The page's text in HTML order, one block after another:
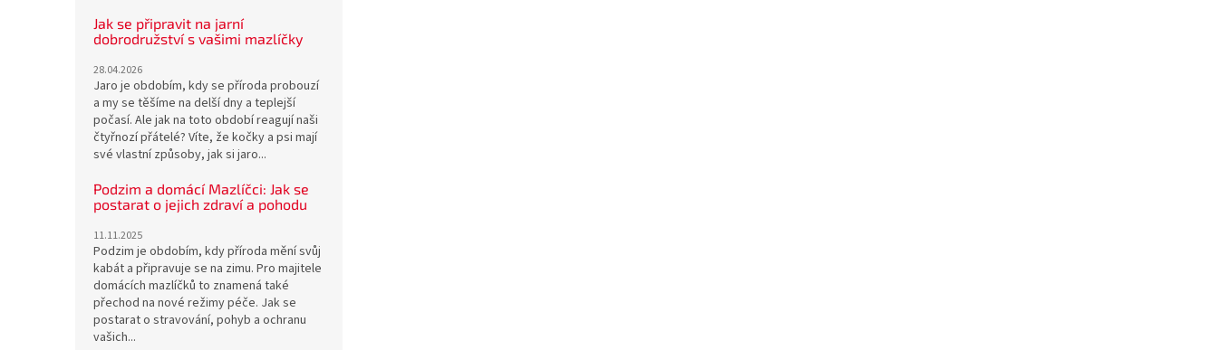
Jak se připravit na jarní
dobrodružství s vašimi mazlíčky
28.04.2026
Jaro je obdobím, kdy se příroda probouzí
a my se těšíme na delší dny a teplejší
počasí. Ale jak na toto období reagují naši
čtyřnozí přátelé? Víte, že kočky a psi mají
své vlastní způsoby, jak si jaro...
Podzim a domácí Mazlíčci: Jak se
postarat o jejich zdraví a pohodu
11.11.2025
Podzim je obdobím, kdy příroda mění svůj
kabát a připravuje se na zimu. Pro majitele
domácích mazlíčků to znamená také
přechod na nové režimy péče. Jak se
postarat o stravování, pohyb a ochranu
vašich...